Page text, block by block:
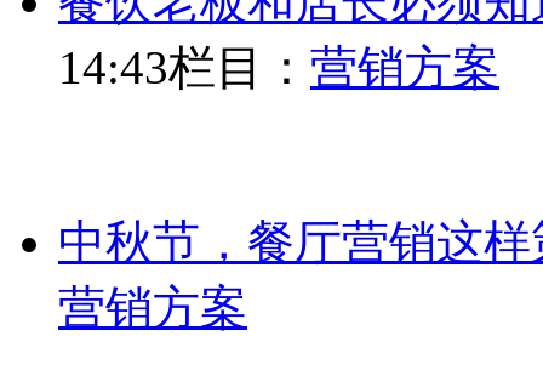
14:43栏目： 营销方案
中秋节，餐厅营销这样
营销方案